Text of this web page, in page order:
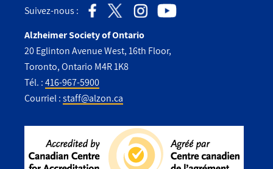
Suivez-nous :
Alzheimer Society of Ontario
20 Eglinton Avenue West, 16th Floor,
Toronto, Ontario M4R 1K8
Tél. :416-967-5900
Courriel :staff@alzon.ca